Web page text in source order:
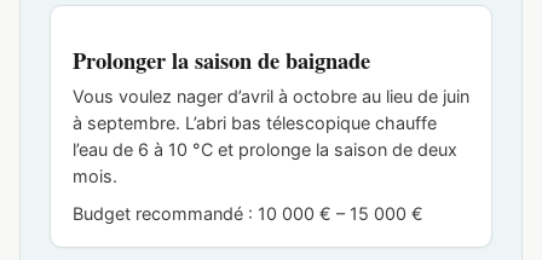
Prolonger la saison de baignade
Vous voulez nager d’avril à octobre au lieu de juin
à septembre. L’abri bas télescopique chauffe
l’eau de 6 à 10 °C et prolonge la saison de deux
mois.
Budget recommandé : 10 000 € – 15 000 €